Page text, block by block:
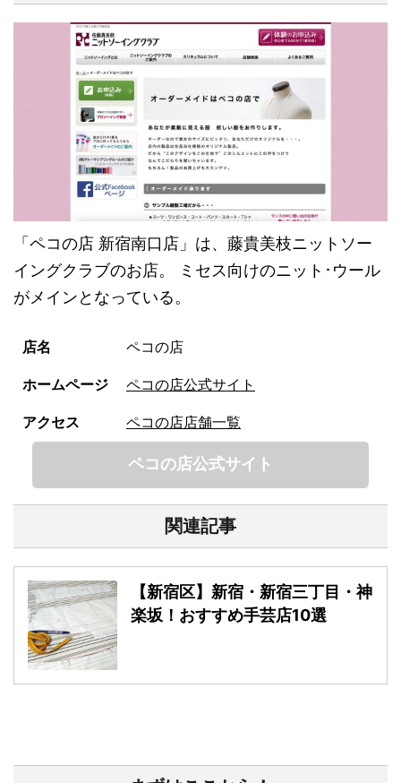
「ペコの店 新宿南口店」は、藤貴美枝ニットソー
イングクラブのお店。 ミセス向けのニット･ウール
がメインとなっている。
店名 ペコの店
ホームページ ペコの店公式サイト
アクセス ペコの店店舗一覧
ペコの店公式サイト
関連記事
【新宿区】新宿・新宿三丁目・神
楽坂！おすすめ手芸店10選